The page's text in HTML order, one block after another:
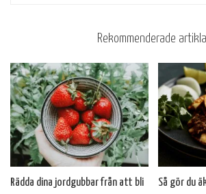
Rekommenderade
Rädda dina jordgubbar från att bli
Så gör du